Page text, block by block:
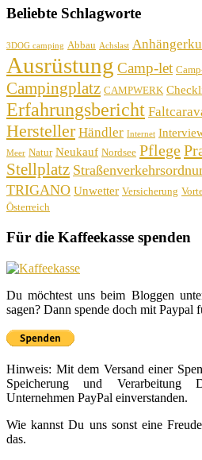
Beliebte Schlagworte
3DOG camping Abbau Achslast
Ausrüstung Camp-let
Campingplatz CAMPWERK
Erfahrungsbericht
Hersteller Händler Internet
Meer Natur Neukauf Nordsee Pflege
Stellplatz
TRIGANO Unwetter Versicherung
Österreich
Für die Kaffeekasse spenden
Du möchtest uns beim Bloggen
sagen? Dann spende doch mit Paypal
Hinweis: Mit dem Versand einer
Speicherung und
Unternehmen PayPal einverstanden.
Wie kannst Du uns sonst eine
das.